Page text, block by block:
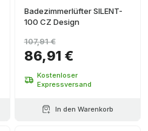
Badezimmerlüfter SILENT-
100 CZ Design
86,91 €
107,91 €
Kostenloser
Expressversand
In den Warenkorb